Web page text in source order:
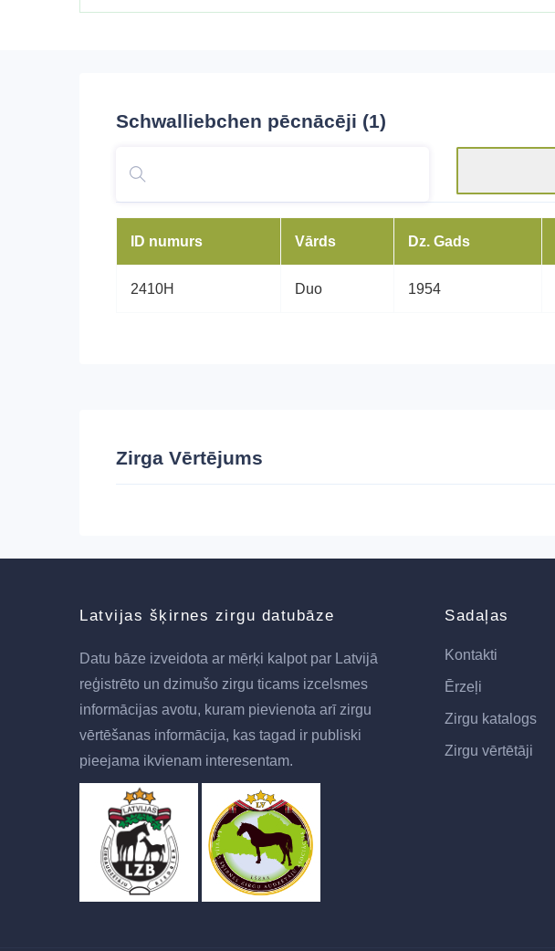
Schwalliebchen pēcnācēji (1)
ID numurs Vārds Dz. Gads
2410H Duo 1954
Zirga Vērtējums
Latvijas šķirnes zirgu datubāze
Datu bāze izveidota ar mērķi kalpot par Latvijā
reģistrēto un dzimušo zirgu ticams izcelsmes
informācijas avotu, kuram pievienota arī zirgu
vērtēšanas informācija, kas tagad ir publiski
pieejama ikvienam interesentam.
Sadaļas
Kontakti
Ērzeļi
Zirgu katalogs
Zirgu vērtētāji